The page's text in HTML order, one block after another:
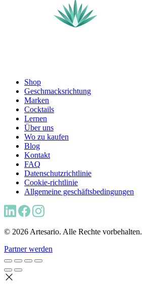
Shop
Geschmacksrichtung
Marken
Cocktails
Lernen
Über uns
Wo zu kaufen
Blog
Kontakt
FAQ
Datenschutzrichtlinie
Cookie-richtlinie
Allgemeine geschäftsbedingungen
© 2026 Artesario. Alle Rechte vorbehalten.
Partner werden